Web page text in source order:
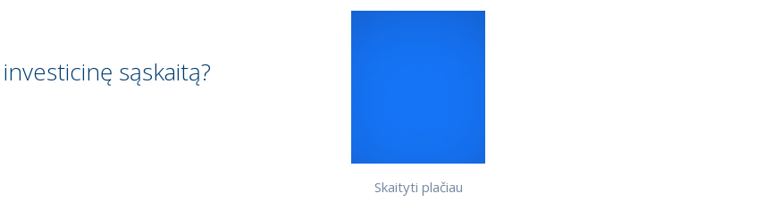
sąskaitą?
Skaityti plačiau